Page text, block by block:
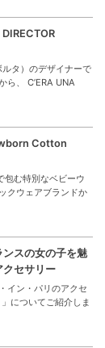
DIRECTOR
タ）のデザイナーで
ら、 C’ERA UNA
Cotton
包む特別なベビーウ
クウェアブランドか
ンスの女の子を魅
クセサリー
イン・パリのアクセ
についてご紹介しま